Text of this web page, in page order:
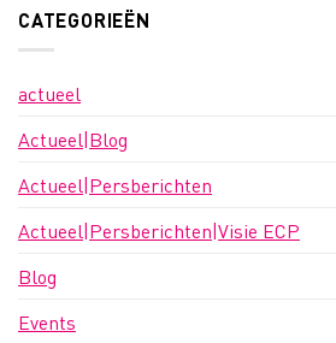
CATEGORIEËN
actueel
Actueel|Blog
Actueel|Persberichten
Actueel|Persberichten|Visie ECP
Blog
Events